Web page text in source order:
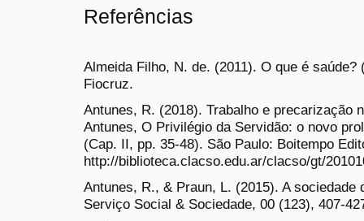
Referências
Almeida Filho, N. de. (2011). O que é
Fiocruz.
Antunes, R. (2018). Trabalho e precarização
Antunes, O Privilégio da Servidão: o novo
(Cap. II, pp. 35-48). São Paulo: Boitempo
http://biblioteca.clacso.edu.ar/clacso/gt/
Antunes, R., & Praun, L. (2015). A sociedade
Serviço Social & Sociedade, 00 (123), 407-